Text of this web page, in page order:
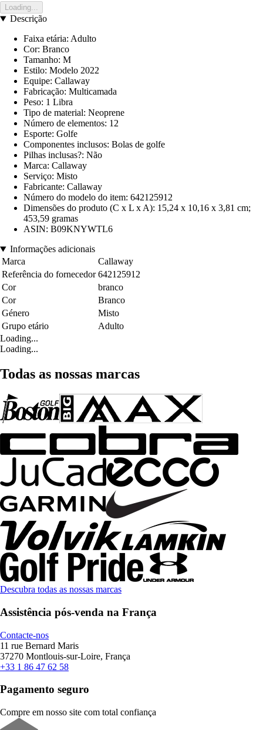
Loading...
Descrição
Faixa etária: Adulto
Cor: Branco
Tamanho: M
Estilo: Modelo 2022
Equipe: Callaway
Fabricação: Multicamada
Peso: 1 Libra
Tipo de material: Neoprene
Número de elementos: 12
Esporte: Golfe
Componentes inclusos: Bolas de golfe
Pilhas inclusas?: Não
Marca: Callaway
Serviço: Misto
Fabricante: Callaway
Número do modelo do item: 642125912
Dimensões do produto (C x L x A): 15,24 x 10,16 x 3,81 cm;
453,59 gramas
ASIN: B09KNYWTL6
Informações adicionais
Marca
Callaway
Referência do fornecedor 642125912
Cor
branco
Cor
Branco
Género
Misto
Grupo etário
Adulto
Loading...
Loading...
Todas as nossas marcas
Descubra todas as nossas marcas
Assistência pós-venda na França
Contacte-nos
11 rue Bernard Maris
37270 Montlouis-sur-Loire, França
+33 1 86 47 62 58
Pagamento seguro
Compre em nosso site com total confiança